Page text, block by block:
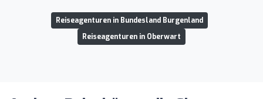
Reiseagenturen in Bundesland Burgenland
Reiseagenturen in Oberwart